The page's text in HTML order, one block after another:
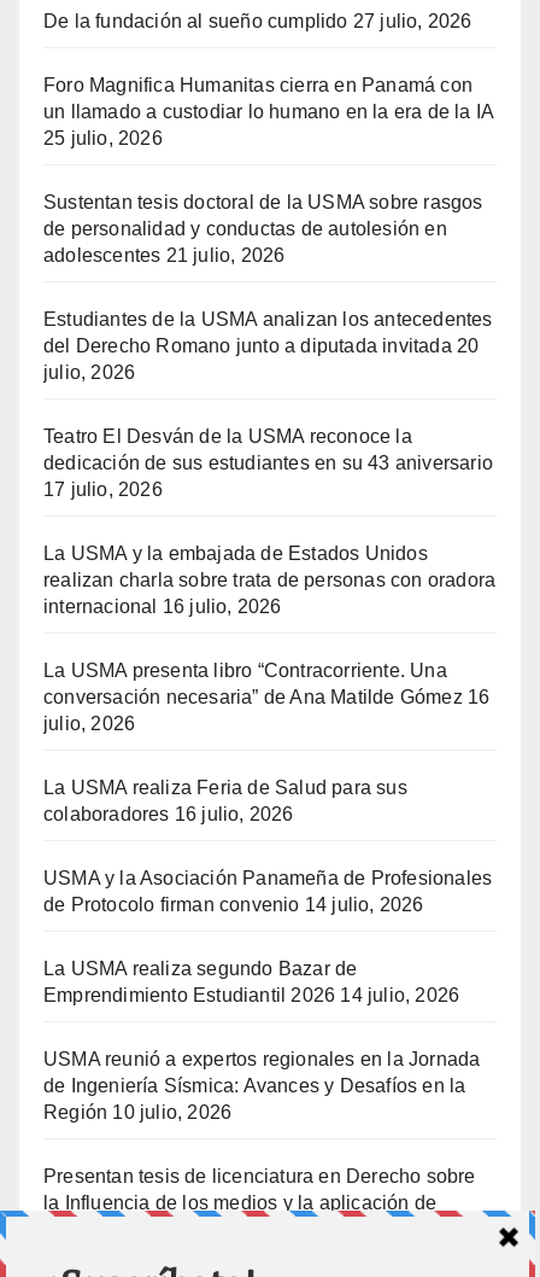
De la fundación al sueño cumplido 27 julio, 2026
Foro Magnifica Humanitas cierra en Panamá con
un llamado a custodiar lo humano en la era de la IA
25 julio, 2026
Sustentan tesis doctoral de la USMA sobre rasgos
de personalidad y conductas de autolesión en
adolescentes 21 julio, 2026
Estudiantes de la USMA analizan los antecedentes
del Derecho Romano junto a diputada invitada 20
julio, 2026
Teatro El Desván de la USMA reconoce la
dedicación de sus estudiantes en su 43 aniversario
17 julio, 2026
La USMA y la embajada de Estados Unidos
realizan charla sobre trata de personas con oradora
internacional
16 julio, 2026
La USMA presenta libro “Contracorriente. Una
conversación necesaria” de Ana Matilde Gómez 16
julio, 2026
La USMA realiza Feria de Salud para sus
colaboradores 16 julio, 2026
USMA y la Asociación Panameña de Profesionales
de Protocolo firman convenio 14 julio, 2026
La USMA realiza segundo Bazar de
Emprendimiento Estudiantil 2026 14 julio, 2026
USMA reunió a expertos regionales en la Jornada
de Ingeniería Sísmica: Avances y Desafíos en la
Región 10 julio, 2026
Presentan tesis de licenciatura en Derecho sobre
la Influencia de los medios y la aplicación de